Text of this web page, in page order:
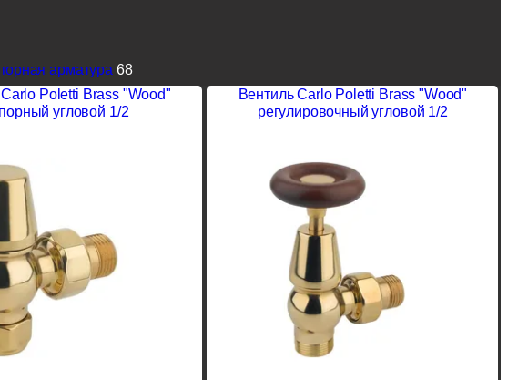
арматура 68
Poletti Brass "Wood"
угловой 1/2
Вентиль Carlo Poletti Brass "Wood"
регулировочный угловой 1/2